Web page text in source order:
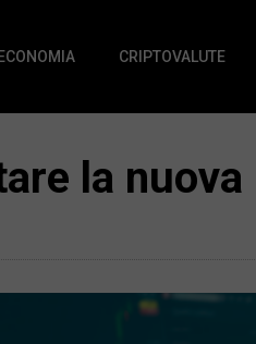
ECONOMIA CRIPTOVALUTE
la nuova